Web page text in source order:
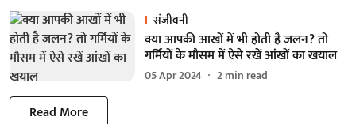
संजीवनी
क्या आपकी आखों में भी होती है जलन? तो
गर्मियों के मौसम में ऐसे रखें आंखों का खयाल
05 Apr 2024 2min read
Read More